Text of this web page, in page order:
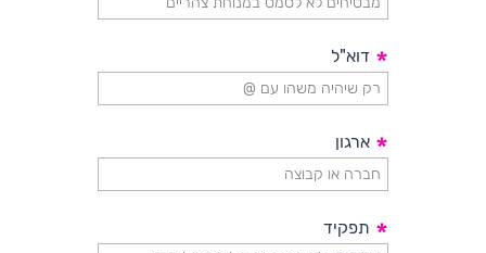
דוא"ל *
ארגון *
תפקיד *